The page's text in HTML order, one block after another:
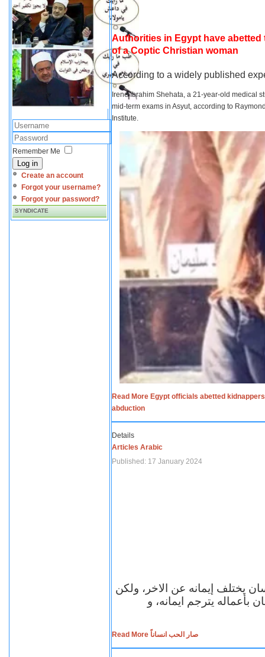
Remember Me
Log in
Create an account
Forgot your username?
Forgot your password?
SYNDICATE
Authorities in Egypt have
of a Coptic Christian woman
According to a widely published
Irene Ibrahim Shehata, a 21-year-old medical
mid-term exams in Asyut, according to
Institute.
Read More Egypt officials abetted
abduction
Details
Articles Arabic
Published: 17 January 2024
يختلف إيمانه عن الاخر، ولكن
بأعماله يترجم ايمانه، و
Read More صار الحب انساناً